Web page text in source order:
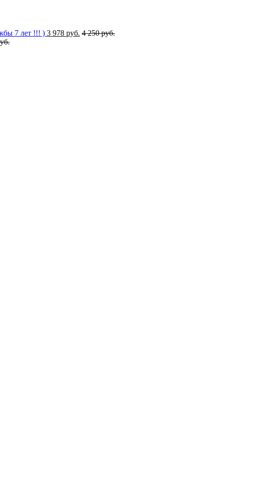
7 лет !!! ) 3 978 руб. 4 250 руб.